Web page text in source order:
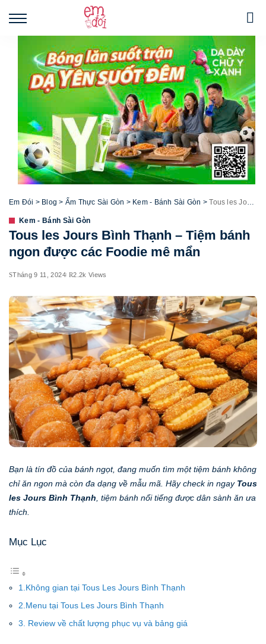
Em Đói > Blog > Ẩm Thực Sài Gòn > Kem - Bánh Sài Gòn >Tous les Jours Bình Thạnh – Tiệm bánh ngon được các Foodie mê mẩn
Kem - Bánh Sài Gòn
Tous les Jours Bình Thạnh – Tiệm bánh
ngon được các Foodie mê mẩn
Tháng 9 11, 2024 2.2k Views
Bạn là tín đồ của bánh ngọt, đang muốn tìm một tiệm bánh không
chỉ ăn ngon mà còn đa dạng về mẫu mã. Hãy check in ngay Tous
les Jours Bình Thạnh , tiệm bánh nổi tiếng được dân sành ăn ưa
thích.
Mục Lục
1.Không gian tại Tous Les Jours Bình Thạnh
2.Menu tại Tous Les Jours Bình Thạnh
3. Review về chất lượng phục vụ và bảng giá